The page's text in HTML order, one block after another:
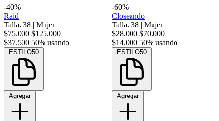
-40%
Raid
Talla: 38 | Mujer
$75.000 $125.000
$37.500 50% usando
ESTILO50
Agregar
-60%
Closeando
Talla: 38 | Mujer
$28.000 $70.000
$14.000 50% usando
ESTILO50
Agregar